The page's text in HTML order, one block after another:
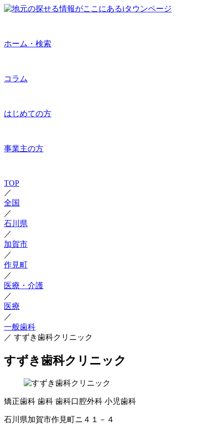
ホーム・検索
コラム
はじめての方
事業主の方
TOP
／
全国
／
石川県
／
加賀市
／
作見町
／
医療・介護
／
医療
／
一般歯科
／ すずき歯科クリニック
すずき歯科クリニック
矯正歯科 歯科 歯科口腔外科 小児歯科
石川県加賀市作見町ニ４１－４